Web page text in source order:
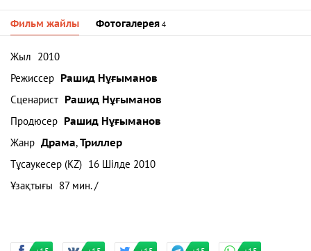
Фильм жайлы Фотогалерея 4
Жыл
2010
Режиссер Рашид Нұғыманов
Сценарист Рашид Нұғыманов
Продюсер Рашид Нұғыманов
Жанр Драма,Триллер
Тұсаукесер (KZ) 16 Шілде 2010
Ұзақтығы
87 мин. /